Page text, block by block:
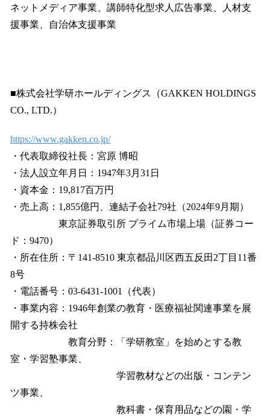
ネットメディア事業、講師特化型求人広告事業、人材支
援事業、自治体支援事業
■株式会社学研ホールディングス（GAKKEN HOLDINGS
CO., LTD.）
https://www.gakken.co.jp/
・代表取締役社長：宮原 博昭
・法人設立年月日：1947年3月31日
・資本金：19,817百万円
・売上高：1,855億円、連結子会社79社（2024年9月期）
東京証券取引所 プライム市場上場（証券コー
ド：9470）
・所在住所：〒141-8510 東京都品川区西五反田2丁目11番
8号
・電話番号：03-6431-1001（代表）
・事業内容：1946年創業の教育・医療福祉関連事業を展
開する持株会社
教育分野：「学研教室」を始めとする教
室・学習塾事業、
学習教材などの出版・コンテン
ツ事業、
教科書・保育用品などの園・学